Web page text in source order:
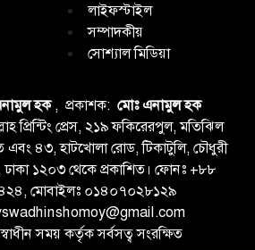
লাইফস্টাইল
সম্পাদকীয়
সোশ্যাল মিডিয়া
হক, প্রকাশক: মোঃ এনামুল হক
প্রিন্টিং প্রেস, ২১৯ ফকিরেরপুল, মতিঝিল
এবং ৪৩, হাটখোলা রোড, টিকাটুলি, চৌধুরী
১২০৩ থেকে প্রকাশিত। ফোনঃ +৮৮
মোবাইলঃ ০১৪০৭০২৮১২৯
সময় কর্তৃক সর্বসত্ব সংরক্ষিত